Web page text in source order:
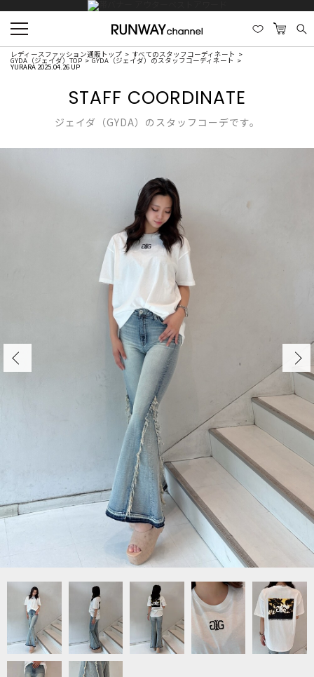
レディースファッション通販トップ すべてのスタッフコーディネート
GYDA（ジェイダ）TOP GYDA（ジェイダ）のスタッフコーディネート
YURARA 2025.04.26 UP
STAFF COORDINATE
ジェイダ（GYDA）のスタッフコーデです。